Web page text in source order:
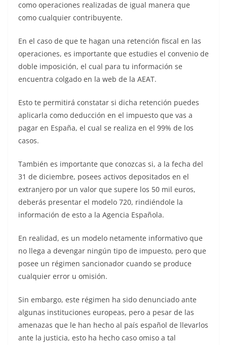
como operaciones realizadas de igual manera que
como cualquier contribuyente.
En el caso de que te hagan una retención fiscal en las
operaciones, es importante que estudies el convenio de
doble imposición, el cual para tu información se
encuentra colgado en la web de la AEAT.
Esto te permitirá constatar si dicha retención puedes
aplicarla como deducción en el impuesto que vas a
pagar en España, el cual se realiza en el 99% de los
casos.
También es importante que conozcas si, a la fecha del
31 de diciembre, posees activos depositados en el
extranjero por un valor que supere los 50 mil euros,
deberás presentar el modelo 720, rindiéndole la
información de esto a la Agencia Española.
En realidad, es un modelo netamente informativo que
no llega a devengar ningún tipo de impuesto, pero que
posee un régimen sancionador cuando se produce
cualquier error u omisión.
Sin embargo, este régimen ha sido denunciado ante
algunas instituciones europeas, pero a pesar de las
amenazas que le han hecho al país español de llevarlos
ante la justicia, esto ha hecho caso omiso a tal